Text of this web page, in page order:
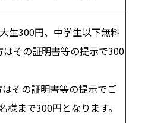
生300円、中学生以下無料
はその証明書等の提示で300
その証明書等の提示でご
様まで300円となります。